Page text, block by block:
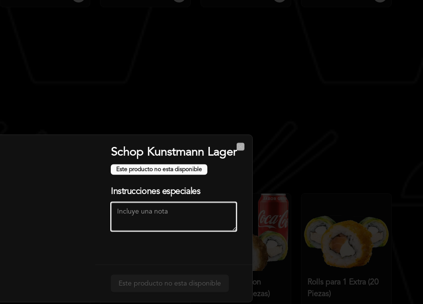
Rolls para 1 Premium
Rolls para 1 con
bebida (15 Piezas)
Rolls para 1 Extra (20
Piezas)
Schop Kunstmann Lager
Este producto no esta disponible
Instrucciones especiales
Este producto no esta disponible